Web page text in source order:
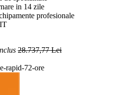
in 14 zile
profesionale
28.737,77 Lei